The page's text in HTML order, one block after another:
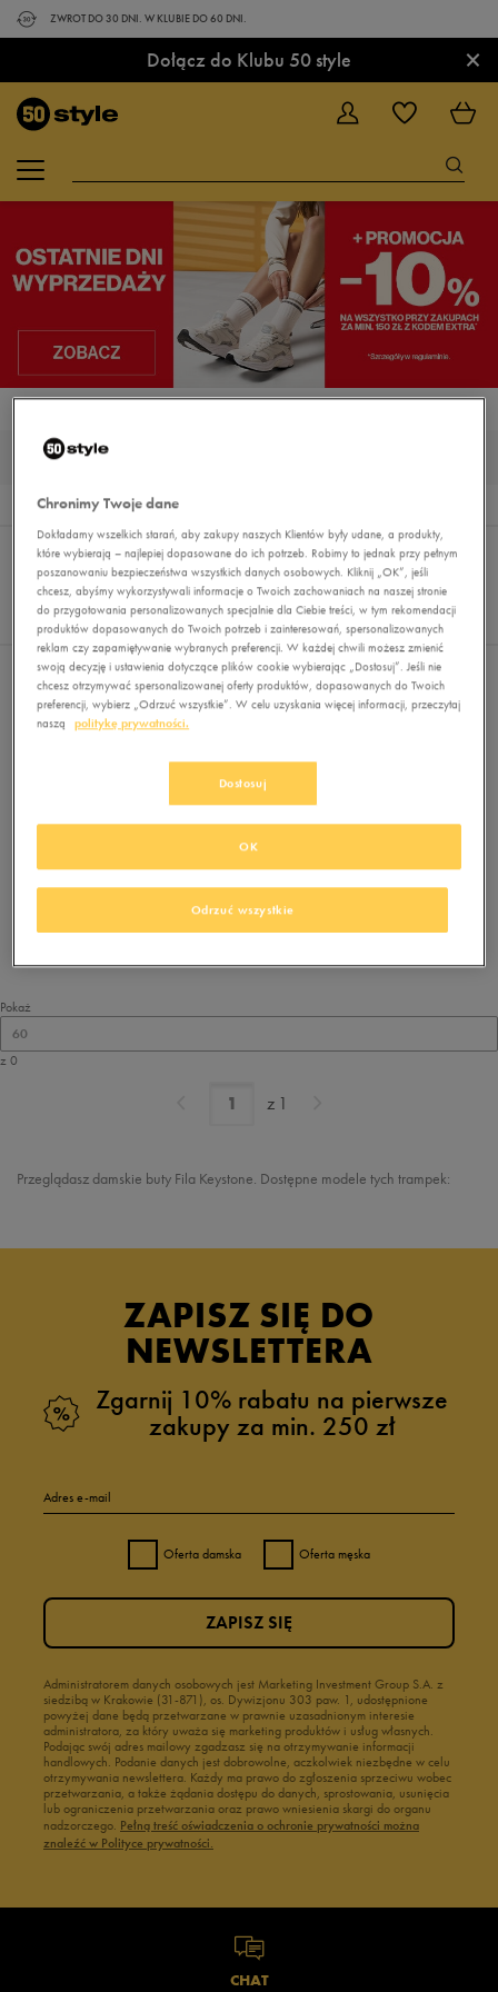
ZWROT DO 30 DNI. W KLUBIE DO 60 DNI.
Dołącz do Klubu 50 style ×
0
Wyników
Sortuj:
REKOMENDOWANE
FILTRUJ
Pokaż
60
z 0
Nie wybrano filtrów
Brak produktów do wyświetlenia
usuń wybrane filtry
Pokaż
60
z 0
z 1
Przeglądasz damskie buty Fila Keystone. Dostępne modele tych trampek:
ZAPISZ SIĘ DO
NEWSLETTERA
Zgarnij 10% rabatu na pierwsze
zakupy za min. 250 zł
Adres e-mail
Oferta damska Oferta męska
Administratorem danych osobowych jest Marketing Investment Group S.A. z
siedzibą w Krakowie (31-871), os. Dywizjonu 303 paw. 1, udostępnione
powyżej dane będą przetwarzane w prawnie uzasadnionym interesie
administratora, za który uważa się marketing produktów i usług własnych.
Podając swój adres mailowy zgadzasz się na otrzymywanie informacji
handlowych. Podanie danych jest dobrowolne, aczkolwiek niezbędne w celu
otrzymywania newslettera. Każdy ma prawo do zgłoszenia sprzeciwu wobec
przetwarzania, a także żądania dostępu do danych, sprostowania, usunięcia
lub ograniczenia przetwarzania oraz prawo wniesienia skargi do organu
nadzorczego. Pełną treść oświadczenia o ochronie prywatności można
znaleźć w Polityce prywatności.
ZAPISZ SIĘ
CHAT
Chronimy Twoje dane
Dokładamy wszelkich starań, aby zakupy naszych Klientów były udane, a produkty,
które wybierają – najlepiej dopasowane do ich potrzeb. Robimy to jednak przy pełnym
poszanowaniu bezpieczeństwa wszystkich danych osobowych. Kliknij „OK”, jeśli
chcesz, abyśmy wykorzystywali informacje o Twoich zachowaniach na naszej stronie
do przygotowania personalizowanych specjalnie dla Ciebie treści, w tym rekomendacji
produktów dopasowanych do Twoich potrzeb i zainteresowań, spersonalizowanych
reklam czy zapamiętywanie wybranych preferencji. W każdej chwili możesz zmienić
swoją decyzję i ustawienia dotyczące plików cookie wybierając „Dostosuj”. Jeśli nie
chcesz otrzymywać spersonalizowanej oferty produktów, dopasowanych do Twoich
preferencji, wybierz „Odrzuć wszystkie”. W celu uzyskania więcej informacji, przeczytaj
naszą
politykę prywatności.
Dostosuj
Odrzuć wszystkie
OK